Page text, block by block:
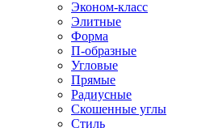
Эконом-класс
Элитные
Форма
П-образные
Угловые
Прямые
Радиусные
Скошенные углы
Стиль